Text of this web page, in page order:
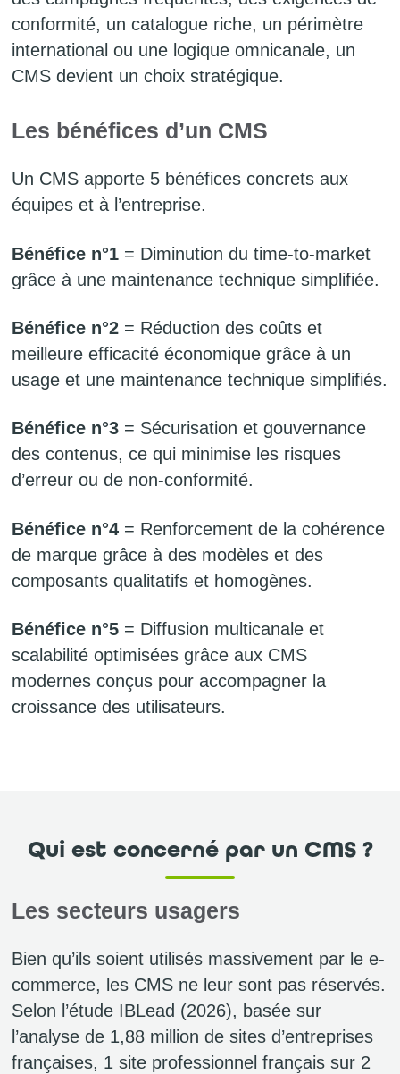
conformité, un catalogue riche, un périmètre
international ou une logique omnicanale, un
CMS devient un choix stratégique.
Les bénéfices d’un CMS
Un CMS apporte 5 bénéfices concrets aux
équipes et à l’entreprise.
Bénéfice n°1 = Diminution du time-to-market
grâce à une maintenance technique simplifiée.
Bénéfice n°2 = Réduction des coûts et
meilleure efficacité économique grâce à un
usage et une maintenance technique simplifiés.
Bénéfice n°3 = Sécurisation et gouvernance
des contenus, ce qui minimise les risques
d’erreur ou de non-conformité.
Bénéfice n°4 = Renforcement de la cohérence
de marque grâce à des modèles et des
composants qualitatifs et homogènes.
Bénéfice n°5 = Diffusion multicanale et
scalabilité optimisées grâce aux CMS
modernes conçus pour accompagner la
croissance des utilisateurs.
Qui est concerné par un CMS ?
Les secteurs usagers
Bien qu’ils soient utilisés massivement par le e-
commerce, les CMS ne leur sont pas réservés.
Selon l’étude IBLead (2026), basée sur
l’analyse de 1,88 million de sites d’entreprises
françaises, 1 site professionnel français sur 2